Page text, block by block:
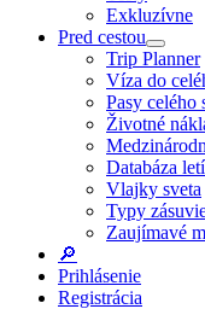
Exkluzívne
Pred cestou
Trip Planner
Víza do
Pasy celého
Životné
Databáza
Vlajky sveta
Typy
Zaujímavé
🔎
Prihlásenie
Registrácia